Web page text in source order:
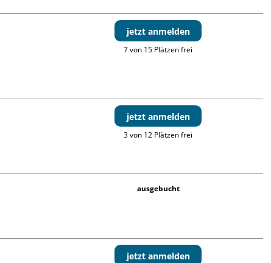
jetzt anmelden
7 von 15 Plätzen frei
jetzt anmelden
3 von 12 Plätzen frei
ausgebucht
jetzt anmelden